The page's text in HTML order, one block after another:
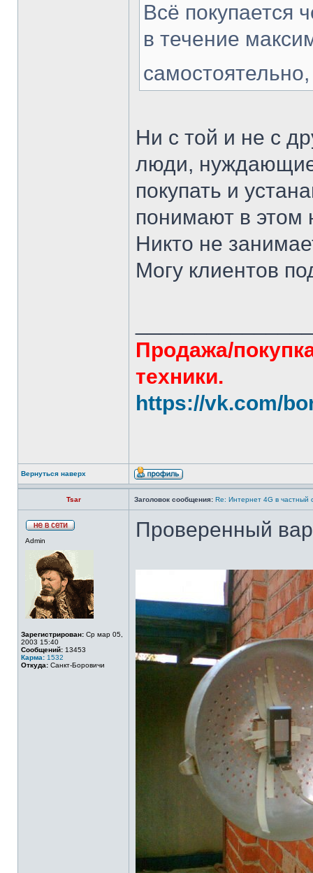
Всё покупается
в течение
Ни с той и не с
люди,
покупать и
понимают в этом
Никто не
Могу клиентов
Продажа/
техники.
https://vk.com/
Вернуться наверх
Tsar Заголовок сообщения: Re: Интернет 4G в частный
Admin
Зарегистрирован: Ср мар 05,
2003 15:40
Сообщений: 13453
Карма: 1532
Откуда: Санкт-Боровичи
Проверенный